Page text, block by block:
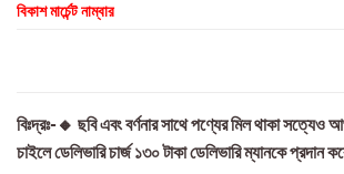
বিকাশ মার্চেন্ট নাম্বার
বিঃদ্রঃ-🔸 ছবি এবং বর্ণনার সাথে পণ্যের মিল থাকা সত্যেও
চাইলে ডেলিভারি চার্জ ১৩০ টাকা ডেলিভারি ম্যানকে প্রদান